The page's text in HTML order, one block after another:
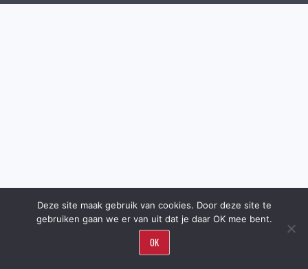
Deze site maak gebruik van cookies. Door deze site te
gebruiken gaan we er van uit dat je daar OK mee bent.
OK